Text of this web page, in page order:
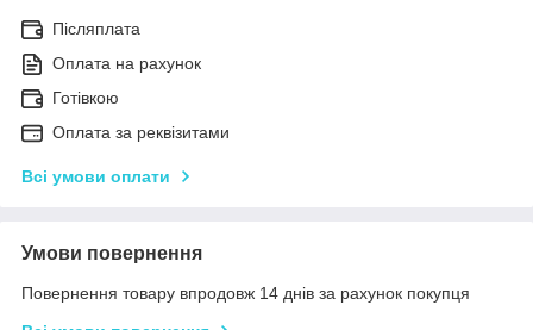
Післяплата
Оплата на рахунок
Готівкою
Оплата за реквізитами
Всі умови оплати
Умови повернення
Повернення товару впродовж 14 днів за рахунок покупця